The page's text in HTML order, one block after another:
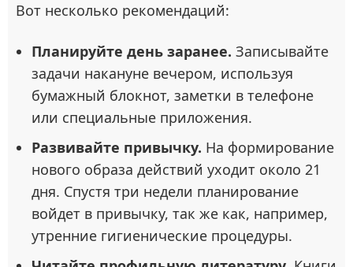
Вот несколько рекомендаций:
Планируйте день заранее. Записывайте
задачи накануне вечером, используя
бумажный блокнот, заметки в телефоне
или специальные приложения.
Развивайте привычку. На формирование
нового образа действий уходит около 21
дня. Спустя три недели планирование
войдет в привычку, так же как, например,
утренние гигиенические процедуры.